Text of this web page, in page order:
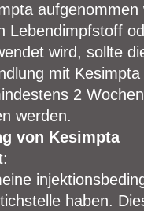
Lebendimpfstoff
wird, sollte
mit
2
werden.
von Kesimpta
haben.